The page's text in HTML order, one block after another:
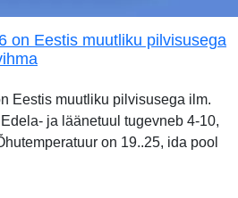
on Eestis muutliku pilvisusega
Eestis muutliku pilvisusega ilm.
ja läänetuul tugevneb 4-10,
on 19..25, ida pool